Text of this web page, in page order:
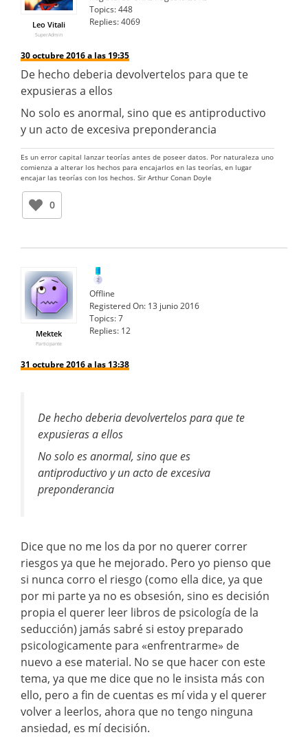
Leo Vitali
SuperAdmin
Topics:448
Replies:4069
30 octubre 2016 a las 19:35
De hecho deberia devolvertelos para que te
expusieras a ellos
No solo es anormal, sino que es antiproductivo
y un acto de excesiva preponderancia
Es un error capital lanzar teorías antes de poseer datos. Por naturaleza uno
comienza a alterar los hechos para encajarlos en las teorías, en lugar
encajar las teorías con los hechos. Sir Arthur Conan Doyle
0
Mektek
Participante
Offline
Registered On: 13 junio 2016
Topics:7
Replies: 12
31 octubre 2016 a las 13:38
De hecho deberia devolvertelos para que te
expusieras a ellos
No solo es anormal, sino que es
antiproductivo y un acto de excesiva
preponderancia
Dice que no me los da por no querer correr
riesgos ya que he mejorado. Pero yo pienso que
si nunca corro el riesgo (como ella dice, ya que
por mi parte ya no es obsesión, sino es decisión
propia el querer leer libros de psicología de la
seducción) jamás sabré si estoy preparado
psicologicamente para «enfrentrarme» de
nuevo a ese material. No se que hacer con este
tema, ya que me dice que no le insista más con
ello, pero a fin de cuentas es mí vida y el querer
volver a leerlos, ahora que no tengo ninguna
ansiedad, es mí decisión.